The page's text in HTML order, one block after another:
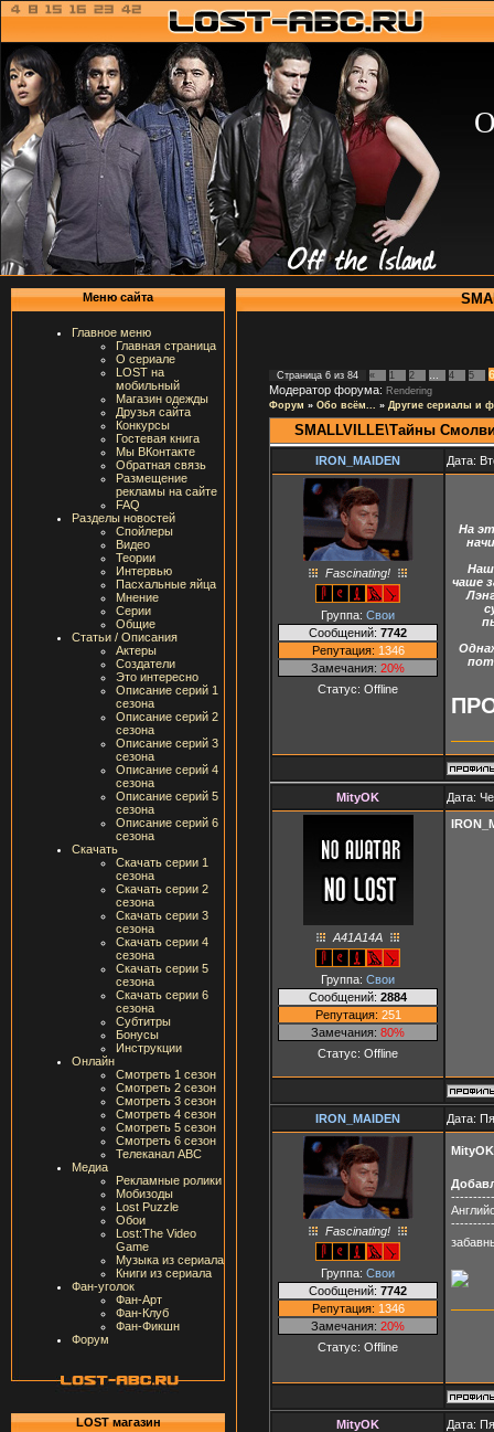
Меню сайта
Главное меню
Главная страница
О сериале
LOST на
мобильный
Магазин одежды
Друзья сайта
Конкурсы
Гостевая книга
Мы ВКонтакте
Обратная связь
Размещение
рекламы на сайте
FAQ
Разделы новостей
Спойлеры
Видео
Теории
Интервью
Пасхальные яйца
Мнение
Серии
Общие
Статьи / Описания
Актеры
Создатели
Это интересно
Описание серий 1
сезона
Описание серий 2
сезона
Описание серий 3
сезона
Описание серий 4
сезона
Описание серий 5
сезона
Описание серий 6
сезона
Скачать
Скачать серии 1
сезона
Скачать серии 2
сезона
Скачать серии 3
сезона
Скачать серии 4
сезона
Скачать серии 5
сезона
Скачать серии 6
сезона
Субтитры
Бонусы
Инструкции
Онлайн
Смотреть 1 сезон
Смотреть 2 сезон
Смотреть 3 сезон
Смотреть 4 сезон
Смотреть 5 сезон
Смотреть 6 сезон
Телеканал ABC
Медиа
Рекламные ролики
Мобизоды
Lost Puzzle
Обои
Lost:The Video
Game
Музыка из сериала
Книги из сериала
Фан-уголок
Фан-Арт
Фан-Клуб
Фан-Фикшн
Форум
LOST магазин
Страница 6 из 84 « 1 2 4 5
6
Модератор форума: Rendering
Форум » Обо всём... » Другие сериалы и
SMALLVILLE\Тайны
IRON_MAIDEN Дата:
Fascinating!
Группа: Свои
Сообщений: 7742
Репутация: 1346
Замечания: 20%
Статус: Offline
На
чаше
MityOK Дата:
A41A14A
Группа: Свои
Сообщений: 2884
Репутация: 251
Замечания: 80%
Статус: Offline
IRON_MAIDEN Дата:
Fascinating!
Группа: Свои
Сообщений: 7742
Репутация: 1346
Замечания: 20%
Статус: Offline
MityOK
MityOK Дата: